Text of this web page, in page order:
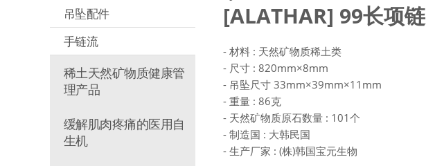
吊坠配件
手链流
稀土天然矿物质健康管
理产品
缓解肌肉疼痛的医用自
生机
[ALATHAR] 99长项链
- 材料 : 天然矿物质稀土类
- 尺寸 : 820mm×8mm
- 吊坠尺寸 33mm×39mm×11mm
- 重量 : 86克
- 天然矿物质原石数量 : 101个
- 制造国 : 大韩民国
- 生产厂家 : (株)韩国宝元生物